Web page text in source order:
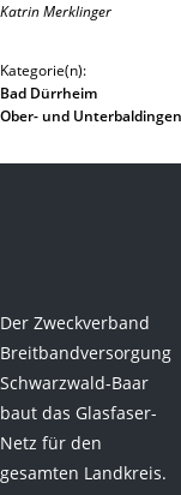
Katrin Merklinger
Kategorie(n):
Bad Dürrheim
Ober- und Unterbaldingen
Der Zweckverband
Breitbandversorgung
Schwarzwald-Baar
baut das Glasfaser-
Netz für den
gesamten Landkreis.